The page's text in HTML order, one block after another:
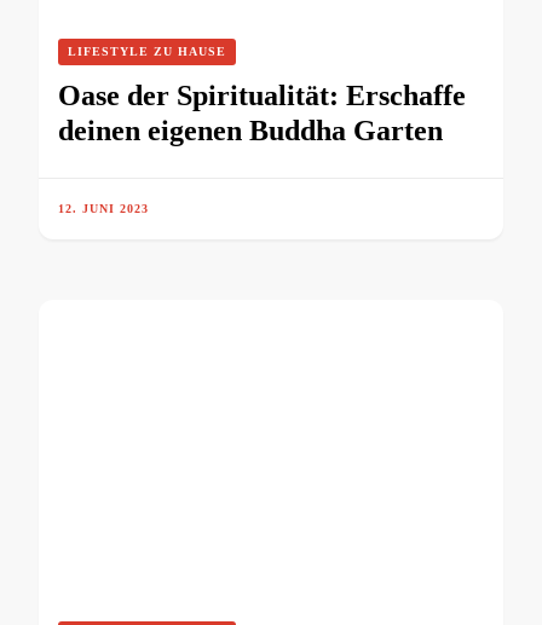
LIFESTYLE ZU HAUSE
Oase der Spiritualität: Erschaffe
deinen eigenen Buddha Garten
12. JUNI 2023